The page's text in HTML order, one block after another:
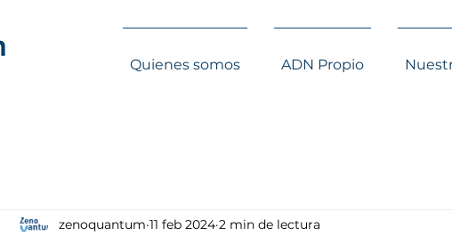
Quienes somos ADN Propio
zenoquantum 11 feb 2024 2 min de lectura